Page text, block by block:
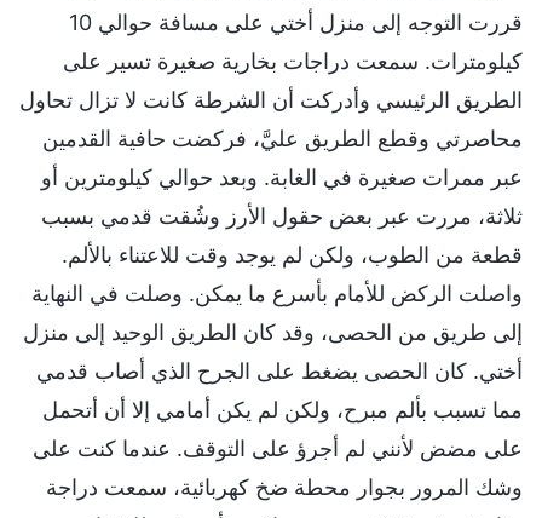
قررت التوجه إلى منزل أختي على مسافة حوالي 10
كيلومترات. سمعت دراجات بخارية صغيرة تسير على
الطريق الرئيسي وأدركت أن الشرطة كانت لا تزال تحاول
محاصرتي وقطع الطريق عليَّ، فركضت حافية القدمين
عبر ممرات صغيرة في الغابة. وبعد حوالي كيلومترين أو
ثلاثة، مررت عبر بعض حقول الأرز وشُقت قدمي بسبب
قطعة من الطوب، ولكن لم يوجد وقت للاعتناء بالألم.
واصلت الركض للأمام بأسرع ما يمكن. وصلت في النهاية
إلى طريق من الحصى، وقد كان الطريق الوحيد إلى منزل
أختي. كان الحصى يضغط على الجرح الذي أصاب قدمي
مما تسبب بألم مبرح، ولكن لم يكن أمامي إلا أن أتحمل
على مضض لأنني لم أجرؤ على التوقف. عندما كنت على
وشك المرور بجوار محطة ضخ كهربائية، سمعت دراجة